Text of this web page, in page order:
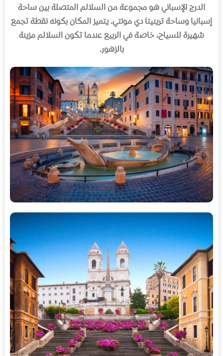
الدرج الإسباني هو مجموعة من السلالم المتصلة بين ساحة
إسبانيا وساحة ترينيتا دي مونتي.يتميز المكان بكونه نقطة تجمع
شهيرة للسياح، خاصة في الربيع عندما تكون السلالم مزينة
بالزهور.